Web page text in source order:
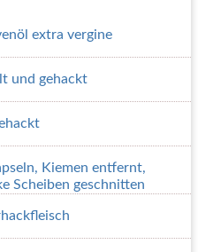
extra vergine
und gehackt
Kiemen entfernt,
Scheiben geschnitten